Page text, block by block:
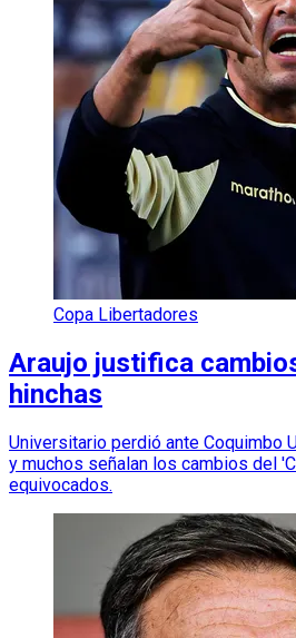
Copa Libertadores
Araujo justifica
hinchas
Universitario perdió ante Coquimbo
y muchos señalan los cambios del
equivocados.